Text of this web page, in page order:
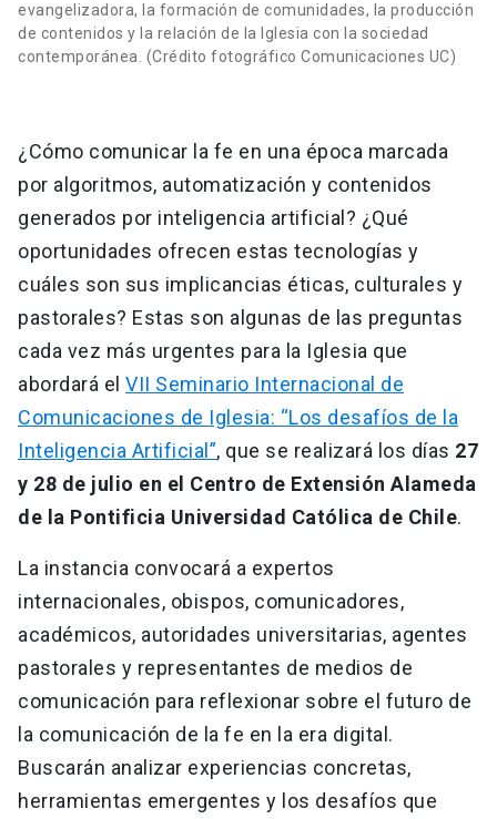
evangelizadora, la formación de comunidades, la producción
de contenidos y la relación de la Iglesia con la sociedad
contemporánea. (Crédito fotográfico Comunicaciones UC)
¿Cómo comunicar la fe en una época marcada
por algoritmos, automatización y contenidos
generados por inteligencia artificial? ¿Qué
oportunidades ofrecen estas tecnologías y
cuáles son sus implicancias éticas, culturales y
pastorales? Estas son algunas de las preguntas
cada vez más urgentes para la Iglesia que
abordará el VII Seminario Internacional de
Comunicaciones de Iglesia: “Los desafíos de la
Inteligencia Artificial”, que se realizará los días 27
y 28 de julio en el Centro de Extensión Alameda
de la Pontificia Universidad Católica de Chile.
La instancia convocará a expertos
internacionales, obispos, comunicadores,
académicos, autoridades universitarias, agentes
pastorales y representantes de medios de
comunicación para reflexionar sobre el futuro de
la comunicación de la fe en la era digital.
Buscarán analizar experiencias concretas,
herramientas emergentes y los desafíos que